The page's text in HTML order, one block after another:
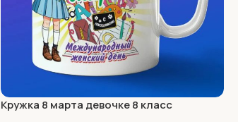
Кружка 8 марта девочке 8 класс